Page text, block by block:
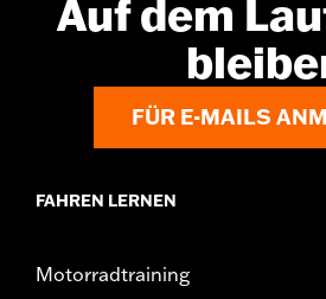
Auf dem
FÜR E-MAILS
FAHREN LERNEN
Motorradtraining